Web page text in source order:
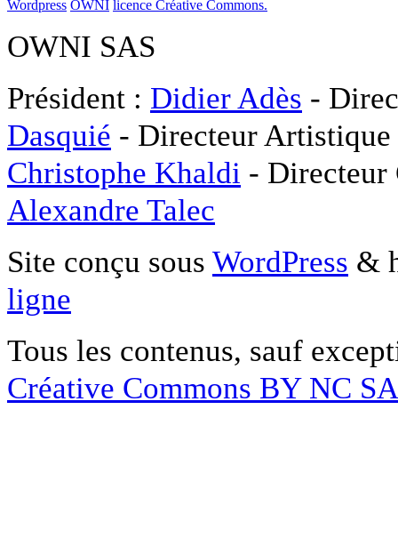
Wordpress OWNI licence Créative Commons.
OWNI SAS
Président : Didier Adès -
Dasquié - Directeur
Christophe Khaldi -
Alexandre Talec
Site conçu sous WordPress &
ligne
Tous les contenus, sauf
Créative Commons BY NC SA